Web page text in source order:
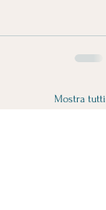
Mostra tutti